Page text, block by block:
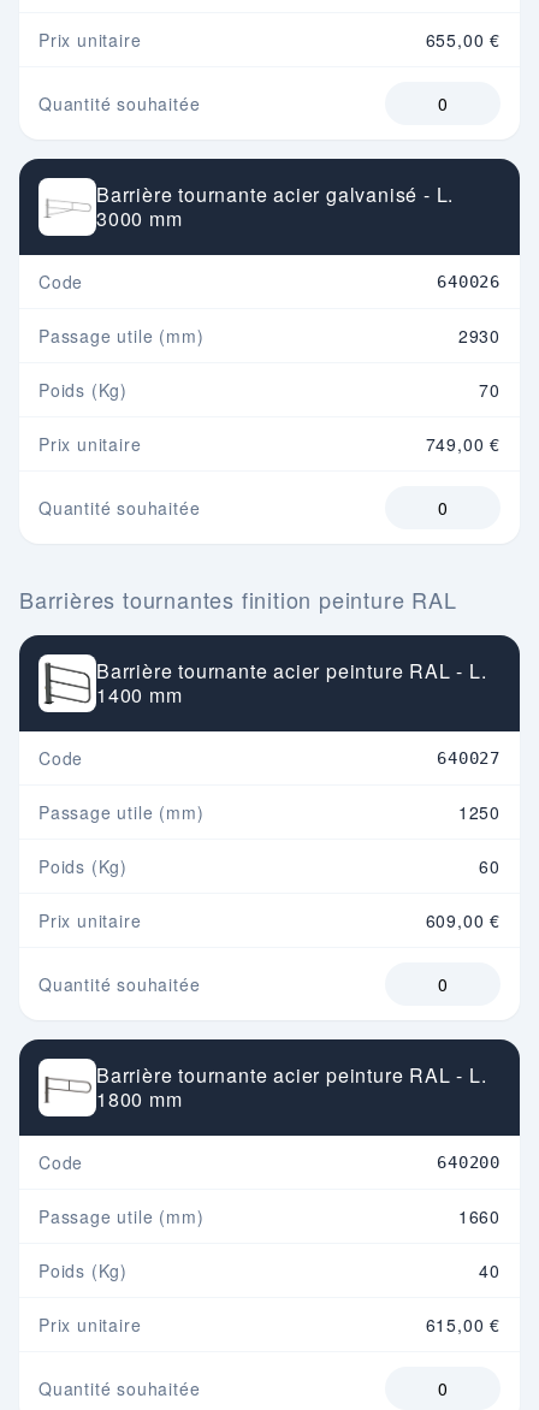
Prix unitaire 655,00 €
Quantité souhaitée
Barrière tournante acier galvanisé - L.
3000 mm
Code 640026
Passage utile (mm) 2930
Poids (Kg) 70
Prix unitaire 749,00 €
Quantité souhaitée
Barrières tournantes finition peinture RAL
Barrière tournante acier peinture RAL - L.
1400 mm
Code 640027
Passage utile (mm) 1250
Poids (Kg) 60
Prix unitaire 609,00 €
Quantité souhaitée
Barrière tournante acier peinture RAL - L.
1800 mm
Code 640200
Passage utile (mm) 1660
Poids (Kg) 40
Prix unitaire 615,00 €
Quantité souhaitée